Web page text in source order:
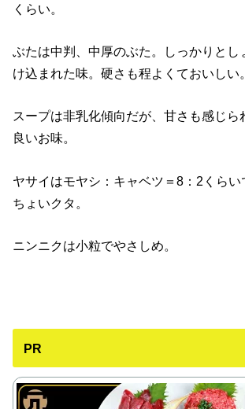
くらい。
ぶたは中判、中厚のぶた。しっかりとし
け込まれた味。硬さも程よくておいしい。
スープは非乳化傾向だが、甘さも感じら
良いお味。
ヤサイはモヤシ：キャベツ＝8：2くらい
ちょいクタ。
ニンニクは小粒でやさしめ。
PR